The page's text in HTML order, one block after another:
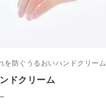
ドクリーム
を防ぐうるおいハンドクリーム